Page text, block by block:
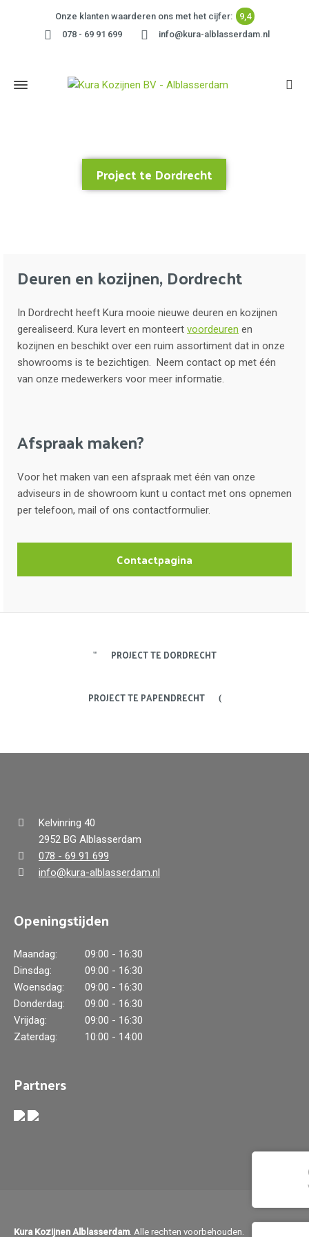
Onze klanten waarderen ons met het cijfer:
9,4
078 - 69 91 699
info@kura-alblasserdam.nl
Project te Dordrecht
Deuren en kozijnen, Dordrecht
In Dordrecht heeft Kura mooie nieuwe deuren en kozijnen
gerealiseerd. Kura levert en monteert voordeuren en
kozijnen en beschikt over een ruim assortiment dat in onze
showrooms is te bezichtigen. Neem contact op met één
van onze medewerkers voor meer informatie.
Afspraak maken?
Voor het maken van een afspraak met één van onze
adviseurs in de showroom kunt u contact met ons opnemen
per telefoon, mail of ons contactformulier.
Contactpagina
PROJECT TE DORDRECHT
PROJECT TE PAPENDRECHT
Kelvinring 40
2952 BG Alblasserdam
078 - 69 91 699
info@kura-alblasserdam.nl
Openingstijden
Maandag:
09:00 - 16:30
Dinsdag:
09:00 - 16:30
Woensdag:
09:00 - 16:30
Donderdag:
09:00 - 16:30
Vrijdag:
09:00 - 16:30
Zaterdag:
10:00 - 14:00
Partners
Kura Kozijnen Alblasserdam. Alle rechten voorbehouden.